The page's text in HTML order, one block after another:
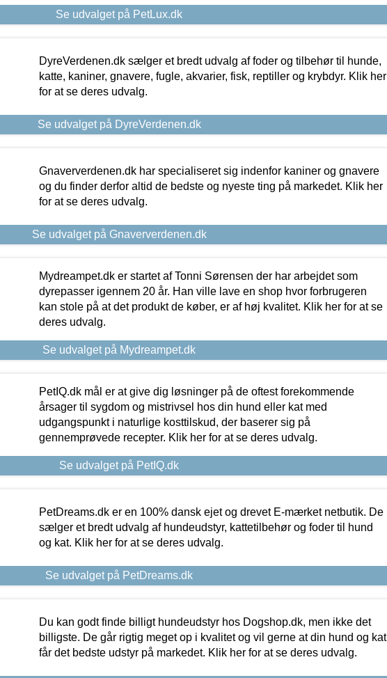
Se udvalget på PetLux.dk
DyreVerdenen.dk sælger et bredt udvalg af foder og tilbehør til hunde,
katte, kaniner, gnavere, fugle, akvarier, fisk, reptiller og krybdyr. Klik her
for at se deres udvalg.
Se udvalget på DyreVerdenen.dk
Gnaververdenen.dk har specialiseret sig indenfor kaniner og gnavere
og du finder derfor altid de bedste og nyeste ting på markedet. Klik her
for at se deres udvalg.
Se udvalget på Gnaververdenen.dk
Mydreampet.dk er startet af Tonni Sørensen der har arbejdet som
dyrepasser igennem 20 år. Han ville lave en shop hvor forbrugeren
kan stole på at det produkt de køber, er af høj kvalitet. Klik her for at se
deres udvalg.
Se udvalget på Mydreampet.dk
PetIQ.dk mål er at give dig løsninger på de oftest forekommende
årsager til sygdom og mistrivsel hos din hund eller kat med
udgangspunkt i naturlige kosttilskud, der baserer sig på
gennemprøvede recepter. Klik her for at se deres udvalg.
Se udvalget på PetIQ.dk
PetDreams.dk er en 100% dansk ejet og drevet E-mærket netbutik. De
sælger et bredt udvalg af hundeudstyr, kattetilbehør og foder til hund
og kat. Klik her for at se deres udvalg.
Se udvalget på PetDreams.dk
Du kan godt finde billigt hundeudstyr hos Dogshop.dk, men ikke det
billigste. De går rigtig meget op i kvalitet og vil gerne at din hund og kat
får det bedste udstyr på markedet. Klik her for at se deres udvalg.